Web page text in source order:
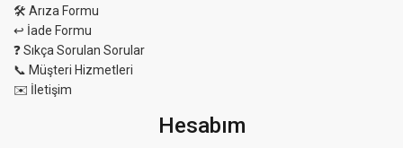
🛠 Arıza Formu
↩️ İade Formu
❓ Sıkça Sorulan Sorular
📞 Müşteri Hizmetleri
✉️ İletişim
Hesabım